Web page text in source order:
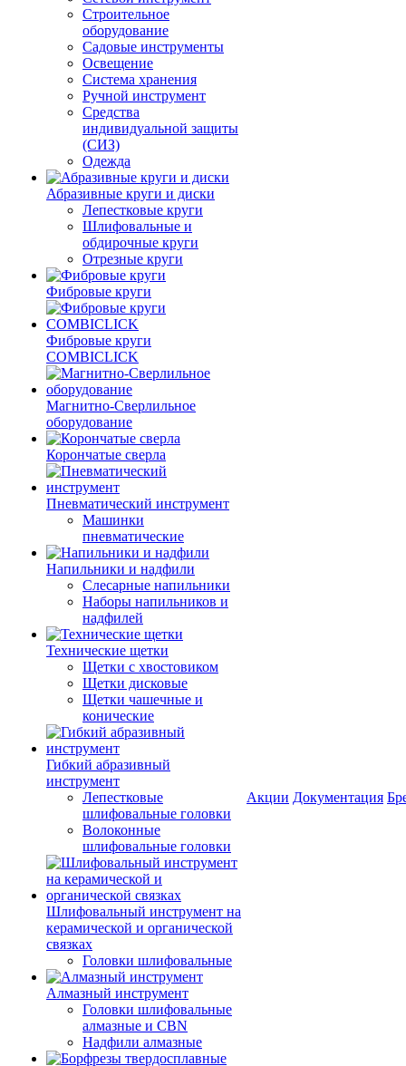
Строительное
оборудование
Садовые инструменты
Освещение
Система хранения
Ручной инструмент
Средства
индивидуальной защиты
(СИЗ)
Одежда
Абразивные круги и диски
Лепестковые круги
Шлифовальные и
обдирочные круги
Отрезные круги
Фибровые круги
Фибровые круги
COMBICLICK
Магнитно-Сверлильное
оборудование
Корончатые сверла
Пневматический инструмент
Машинки
пневматические
Напильники и надфили
Слесарные напильники
Наборы напильников и
надфилей
Технические щетки
Щетки с хвостовиком
Щетки дисковые
Щетки чашечные и
конические
Гибкий абразивный
инструмент
Лепестковые
шлифовальные головки
Волоконные
шлифовальные головки
Шлифовальный инструмент на
керамической и органической
связках
Головки шлифовальные
Алмазный инструмент
Головки шлифовальные
алмазные и CBN
Надфили алмазные
Акции Документация